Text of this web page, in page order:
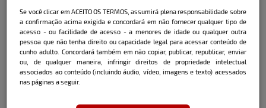
Data e local de nascimento:25/11/97 - São
José / SC
Cidade onde mora atualmente:
Florianópolis /SC
Se você clicar em ACEITO OS TERMOS, assumirá plena responsabilidade sobre
a confirmação acima exigida e concordará em não fornecer qualquer tipo de
acesso - ou facilidade de acesso - a menores de idade ou qualquer outra
pessoa que não tenha direito ou capacidade legal para acessar conteúdo de
cunho adulto. Concordará também em não copiar, publicar, republicar, enviar
ou, de qualquer maneira, infringir direitos de propriedade intelectual
associados ao conteúdo (incluindo áudio, vídeo, imagens e texto) acessados
nas páginas a seguir.